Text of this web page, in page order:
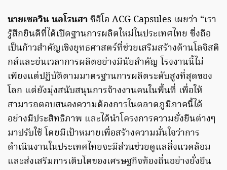
นายเซลวิน นอโรนฮาซีอีโอ ACG Capsules เผยว่า “เรา
รู้สึกยินดีที่ได้เปิดฐานการผลิตใหม่ในประเทศไทย ซึ่งถือ
เป็นก้าวสำคัญเชิงยุทธศาสตร์ที่ช่วยเสริมสร้างด้านโลจิสติ
กส์และย่นเวลาการผลิตอย่างมีนัยสำคัญ โรงงานนี้ไม่
เพียงแต่ปฏิบัติตามมาตรฐานการผลิตระดับสูงที่สุดของ
โลก แต่ยังมุ่งสนับสนุนการจ้างงานคนในพื้นที่ เพื่อให้
สามารถตอบสนองความต้องการในตลาดภูมิภาคนี้ได้
อย่างมีประสิทธิภาพ และได้นำโครงการความยั่งยืนต่างๆ
มาปรับใช้ โดยมีเป้าหมายเพื่อสร้างความมั่นใจว่าการ
ดำเนินงานในประเทศไทยจะมีส่วนช่วยดูแลสิ่งแวดล้อม
และส่งเสริมการเติบโตของเศรษฐกิจท้องถิ่นอย่างยั่งยืน